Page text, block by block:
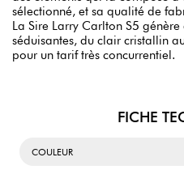
sélectionné, et sa qualité de
La Sire Larry Carlton S5
séduisantes, du clair cristallin
pour un tarif très concurrentiel.
FICHE
COULEUR